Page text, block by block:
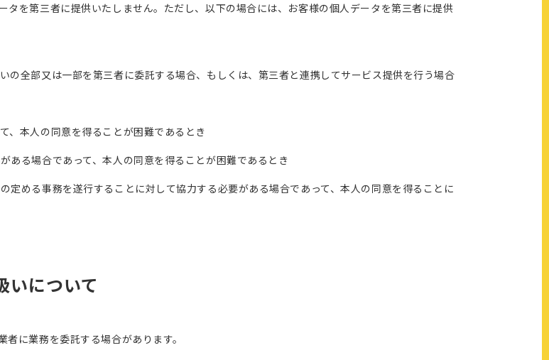
を第三者に提供いたしません。ただし、以下の場合には、お客様の個人データを第三者に提供
の全部又は一部を第三者に委託する場合、もしくは、第三者と連携してサービス提供を行う場合
、本人の同意を得ることが困難であるとき
ある場合であって、本人の同意を得ることが困難であるとき
定める事務を遂行することに対して協力する必要がある場合であって、本人の同意を得ることに
いについて
に業務を委託する場合があります。